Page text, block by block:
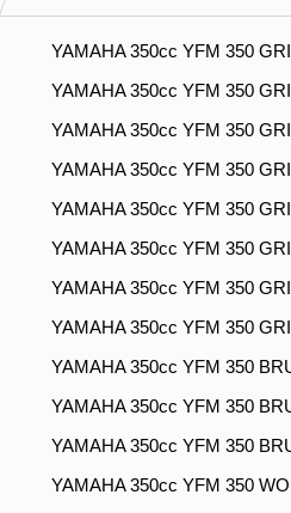
YAMAHA 350cc YFM 350
YAMAHA 350cc YFM 350
YAMAHA 350cc YFM 350
YAMAHA 350cc YFM 350
YAMAHA 350cc YFM 350
YAMAHA 350cc YFM 350
YAMAHA 350cc YFM 350
YAMAHA 350cc YFM 350
YAMAHA 350cc YFM 350
YAMAHA 350cc YFM 350
YAMAHA 350cc YFM 350
YAMAHA 350cc YFM 350